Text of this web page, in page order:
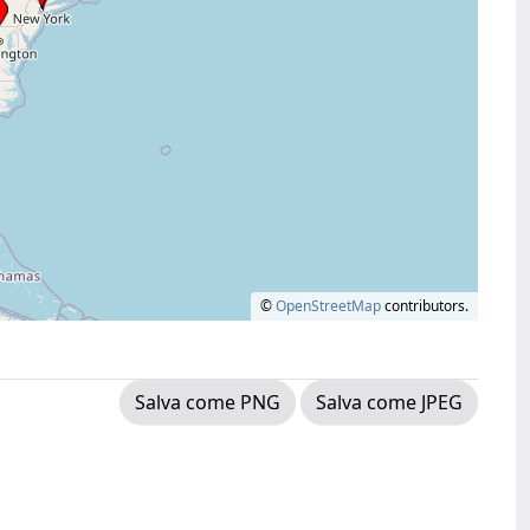
©OpenStreetMapcontributors.
Salva come PNG Salva come JPEG